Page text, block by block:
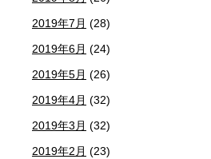
2019年7月 (28)
2019年6月 (24)
2019年5月 (26)
2019年4月 (32)
2019年3月 (32)
2019年2月 (23)